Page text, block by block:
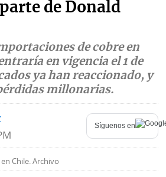
de Donald
de cobre en
en vigencia el 1 de
ya han reaccionado, y
millonarias.
Síguenos en
Chile. Archivo